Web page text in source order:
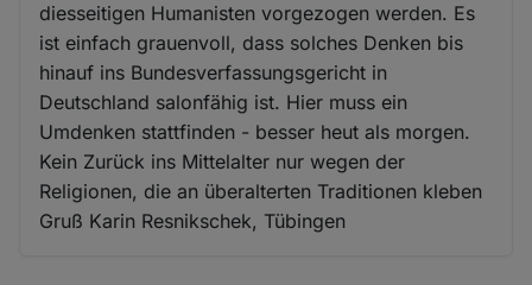
diesseitigen Humanisten vorgezogen werden. Es
ist einfach grauenvoll, dass solches Denken bis
hinauf ins Bundesverfassungsgericht in
Deutschland salonfähig ist. Hier muss ein
Umdenken stattfinden - besser heut als morgen.
Kein Zurück ins Mittelalter nur wegen der
Religionen, die an überalterten Traditionen kleben
Gruß Karin Resnikschek, Tübingen